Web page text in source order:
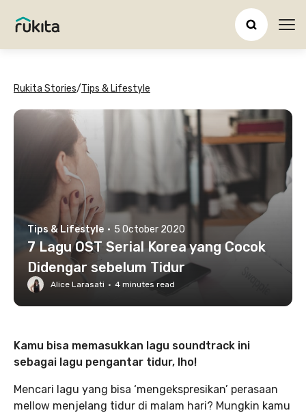
Rukita Stories/Tips & Lifestyle
Tips & Lifestyle · 5 October 2020
7 Lagu OST Serial Korea yang Cocok
Didengar sebelum Tidur
Alice Larasati · 4 minutes read
Kamu bisa memasukkan lagu soundtrack ini
sebagai lagu pengantar tidur, lho!
Mencari lagu yang bisa ‘mengekspresikan’ perasaan
mellow menjelang tidur di malam hari? Mungkin kamu